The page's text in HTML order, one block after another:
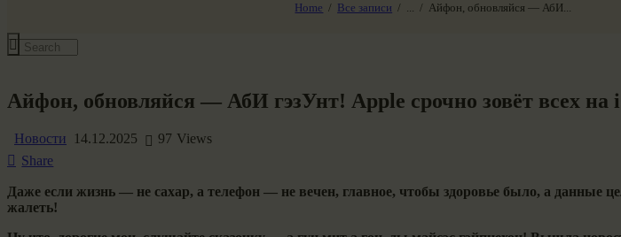
Home Все записи ... Айфон, обновляйся — АбИ...
Айфон, обновляйся — АбИ гэзУнт! Apple срочно зовёт всех на
Новости 14.12.2025 97 Views
Share
Даже если жизнь — не сахар, а телефон — не вечен, главное, чтобы здоровье было, а данные
жалеть!